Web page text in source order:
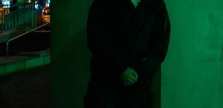
业人士。将博物馆如何呈现历史、艺术、科学、文
化及自然世界的方式政治化，并对从事这项工作的
博物馆专业人员进行人身攻击，正在威胁全国博物
馆的完整性与独立性。”
在2025年3月签署的一项行政命令中，特朗普批评
史密森尼学会宣扬“将美国和西方价值观描绘成有害